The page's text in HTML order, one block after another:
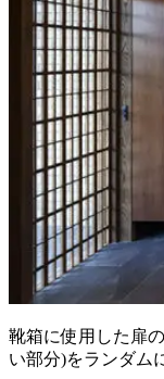
靴箱に使用した扉
い部分)をランダム